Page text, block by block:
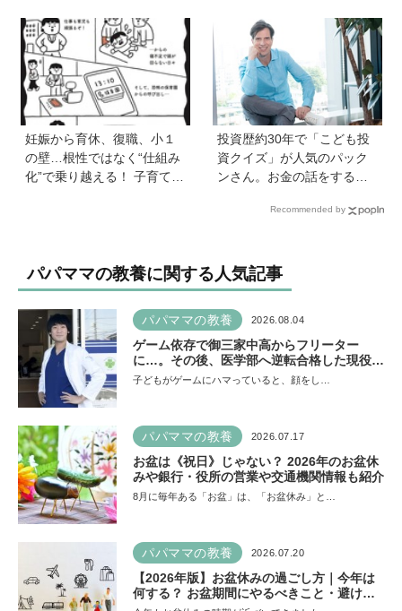
【北欧パパと日本で子育てv
ol.23】
妊娠から育休、復職、小１
の壁…根性ではなく“仕組み
化”で乗り越える！ 子育ても
投資歴約30年で「こども投
資クイズ」が人気のパック
ンさん。お金の話をするの
どもも正しい節約、投資方
Recommended by
パパママの教養に関する人気記事
パパママの教養 2026.08.04
ゲーム依存で御三家中高からフリーター
に…。その後、医学部へ逆転合格した現役医
師が断言「ゲームの経験が受験勉強に役立っ
子どもがゲームにハマっていると、顔をし…
パパママの教養 2026.07.17
お盆は《祝日》じゃない？ 2026年のお盆休
みや銀行・役所の営業や交通機関情報も紹介
8月に毎年ある「お盆」は、「お盆休み」と…
パパママの教養 2026.07.20
【2026年版】お盆休みの過ごし方｜今年は
何する？ お盆期間にやるべきこと・避ける